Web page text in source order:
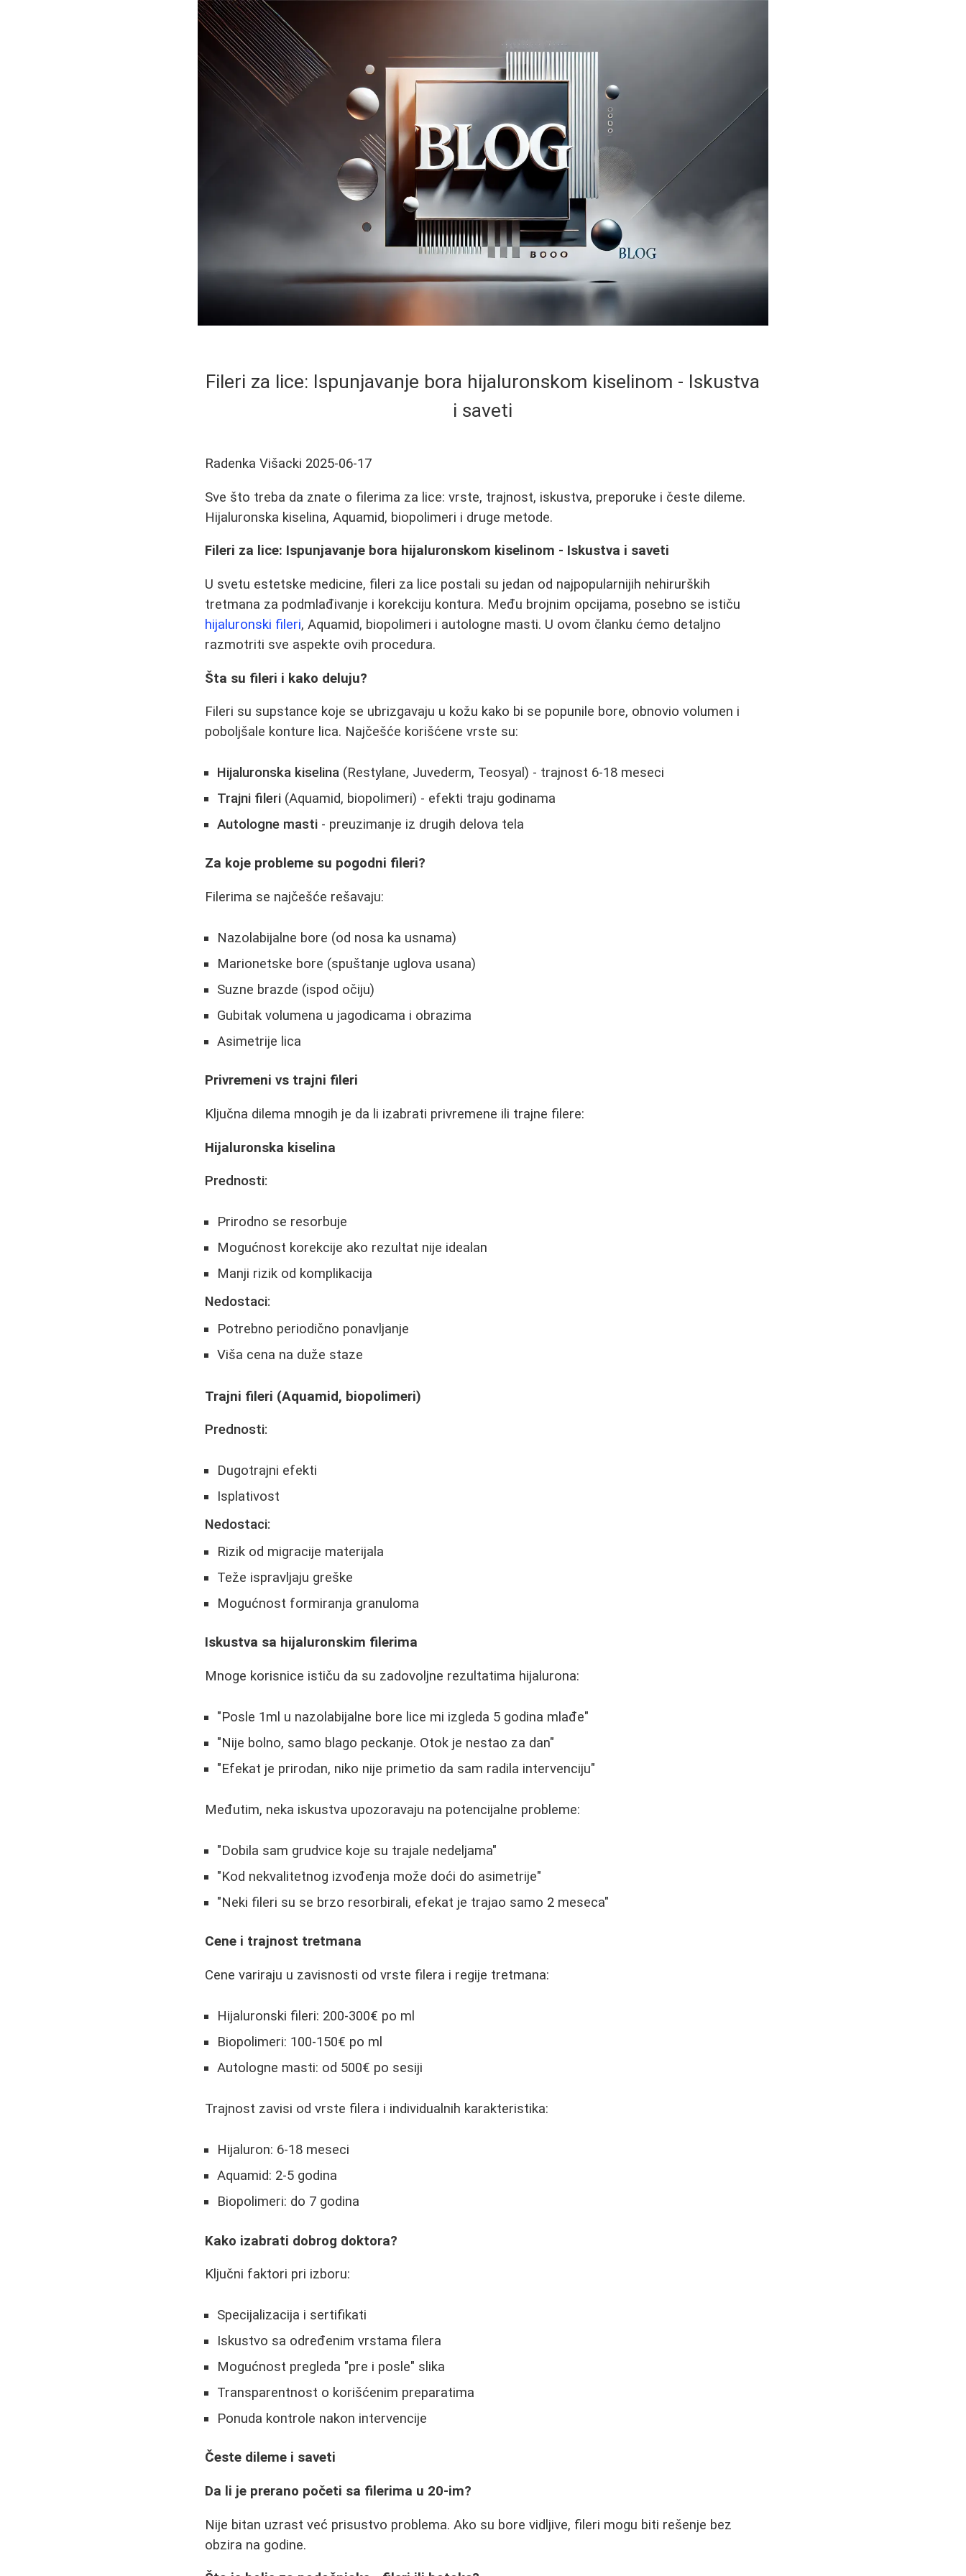
Fileri za lice: Ispunjavanje bora hijaluronskom kiselinom - Iskustva
i saveti
Radenka Višacki 2025-06-17
Sve što treba da znate o filerima za lice: vrste, trajnost, iskustva, preporuke i česte dileme.
Hijaluronska kiselina, Aquamid, biopolimeri i druge metode.
Fileri za lice: Ispunjavanje bora hijaluronskom kiselinom - Iskustva i saveti
U svetu estetske medicine, fileri za lice postali su jedan od najpopularnijih nehirurških
tretmana za podmlađivanje i korekciju kontura. Među brojnim opcijama, posebno se ističu
hijaluronski fileri, Aquamid, biopolimeri i autologne masti. U ovom članku ćemo detaljno
razmotriti sve aspekte ovih procedura.
Šta su fileri i kako deluju?
Fileri su supstance koje se ubrizgavaju u kožu kako bi se popunile bore, obnovio volumen i
poboljšale konture lica. Najčešće korišćene vrste su:
Hijaluronska kiselina (Restylane, Juvederm, Teosyal) - trajnost 6-18 meseci
Trajni fileri (Aquamid, biopolimeri) - efekti traju godinama
Autologne masti - preuzimanje iz drugih delova tela
Za koje probleme su pogodni fileri?
Filerima se najčešće rešavaju:
Nazolabijalne bore (od nosa ka usnama)
Marionetske bore (spuštanje uglova usana)
Suzne brazde (ispod očiju)
Gubitak volumena u jagodicama i obrazima
Asimetrije lica
Privremeni vs trajni fileri
Ključna dilema mnogih je da li izabrati privremene ili trajne filere:
Hijaluronska kiselina
Prednosti:
Prirodno se resorbuje
Mogućnost korekcije ako rezultat nije idealan
Manji rizik od komplikacija
Nedostaci:
Potrebno periodično ponavljanje
Viša cena na duže staze
Trajni fileri (Aquamid, biopolimeri)
Prednosti:
Dugotrajni efekti
Isplativost
Nedostaci:
Rizik od migracije materijala
Teže ispravljaju greške
Mogućnost formiranja granuloma
Iskustva sa hijaluronskim filerima
Mnoge korisnice ističu da su zadovoljne rezultatima hijalurona:
"Posle 1ml u nazolabijalne bore lice mi izgleda 5 godina mlađe"
"Nije bolno, samo blago peckanje. Otok je nestao za dan"
"Efekat je prirodan, niko nije primetio da sam radila intervenciju"
Međutim, neka iskustva upozoravaju na potencijalne probleme:
"Dobila sam grudvice koje su trajale nedeljama"
"Kod nekvalitetnog izvođenja može doći do asimetrije"
"Neki fileri su se brzo resorbirali, efekat je trajao samo 2 meseca"
Cene i trajnost tretmana
Cene variraju u zavisnosti od vrste filera i regije tretmana:
Hijaluronski fileri: 200-300€ po ml
Biopolimeri: 100-150€ po ml
Autologne masti: od 500€ po sesiji
Trajnost zavisi od vrste filera i individualnih karakteristika:
Hijaluron: 6-18 meseci
Aquamid: 2-5 godina
Biopolimeri: do 7 godina
Kako izabrati dobrog doktora?
Ključni faktori pri izboru:
Specijalizacija i sertifikati
Iskustvo sa određenim vrstama filera
Mogućnost pregleda "pre i posle" slika
Transparentnost o korišćenim preparatima
Ponuda kontrole nakon intervencije
Česte dileme i saveti
Da li je prerano početi sa filerima u 20-im?
Nije bitan uzrast već prisustvo problema. Ako su bore vidljive, fileri mogu biti rešenje bez
obzira na godine.